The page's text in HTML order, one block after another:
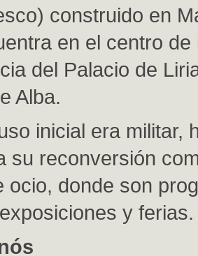
construido en
en el centro de
del Palacio de
Alba.
inicial era militar,
su reconversión
ocio, donde son
y ferias.